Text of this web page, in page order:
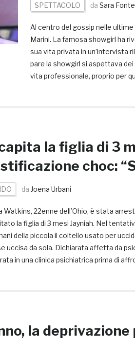
SPETTACOLO da Sara Fonte
Al centro del gossip nelle
Marini. La famosa showgirl ha
sua vita privata in un’intervista
pare la showgirl si aspettava
vita professionale, proprio per
la figlia di 3
choc:
da Joena Urbani
Watkins, 22enne dell’Ohio, è stata
la figlia di 3 mesi Jayniah. Nel
della piccola il coltello usato per
uccisa da sola. Dichiarata affetta da
in una clinica psichiatrica prima di
la deprivazione